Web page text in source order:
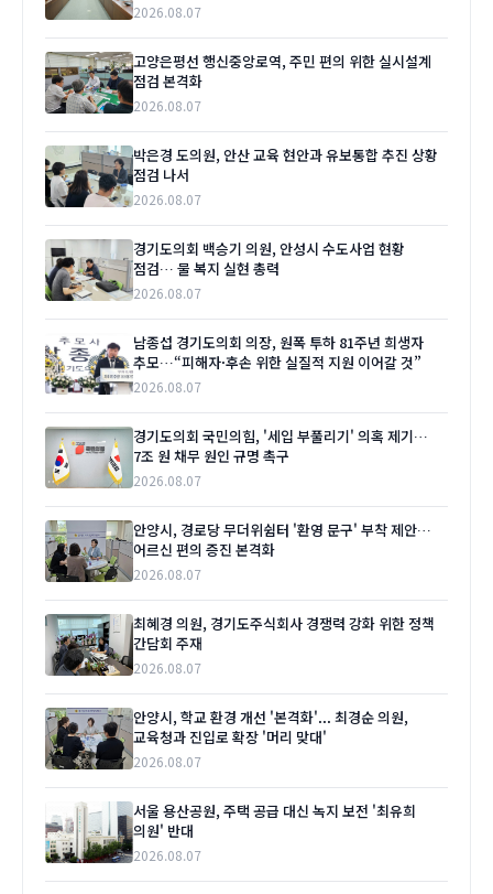
2026.08.07
고양은평선 행신중앙로역, 주민 편의 위한 실시설계
점검 본격화
2026.08.07
박은경 도의원, 안산 교육 현안과 유보통합 추진 상황
점검 나서
2026.08.07
경기도의회 백승기 의원, 안성시 수도사업 현황
점검… 물 복지 실현 총력
2026.08.07
남종섭 경기도의회 의장, 원폭 투하 81주년 희생자
추모…“피해자·후손 위한 실질적 지원 이어갈 것”
2026.08.07
경기도의회 국민의힘, '세입 부풀리기' 의혹 제기…
7조 원 채무 원인 규명 촉구
2026.08.07
안양시, 경로당 무더위쉼터 '환영 문구' 부착 제안…
어르신 편의 증진 본격화
2026.08.07
최혜경 의원, 경기도주식회사 경쟁력 강화 위한 정책
간담회 주재
2026.08.07
안양시, 학교 환경 개선 '본격화'... 최경순 의원,
교육청과 진입로 확장 '머리 맞대'
2026.08.07
서울 용산공원, 주택 공급 대신 녹지 보전 '최유희
의원' 반대
2026.08.07